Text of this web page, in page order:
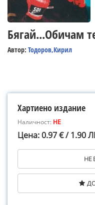
Бягай...Обичам
Автор: Тодоров,Кирил
Хартиено издание
Наличност: НЕ
Цена: 0.97 € / 1.90
НЕ